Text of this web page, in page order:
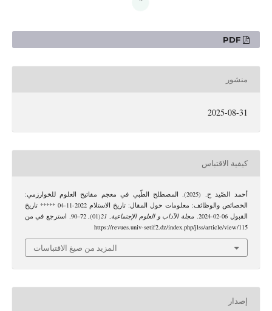
منشور
2025-08-31
كيفية الاقتباس
أحمد الصّيد ح. (2025). المصطلح الطّبي في معجم مفاتيح العلوم للخوارزمي:
الخصائص والوظائف: معلومات حول المقال: تاريخ الاستلام 2022-11-04 ***** تاريخ
القبول 06-02-2024.
مجلة الآداب و العلوم الإجتماعية,
21
(01), 72–90. استرجع في من
https://revues.univ-setif2.dz/index.php/jlss/article/view/115
المزيد من صيغ الاقتباسات
إصدار